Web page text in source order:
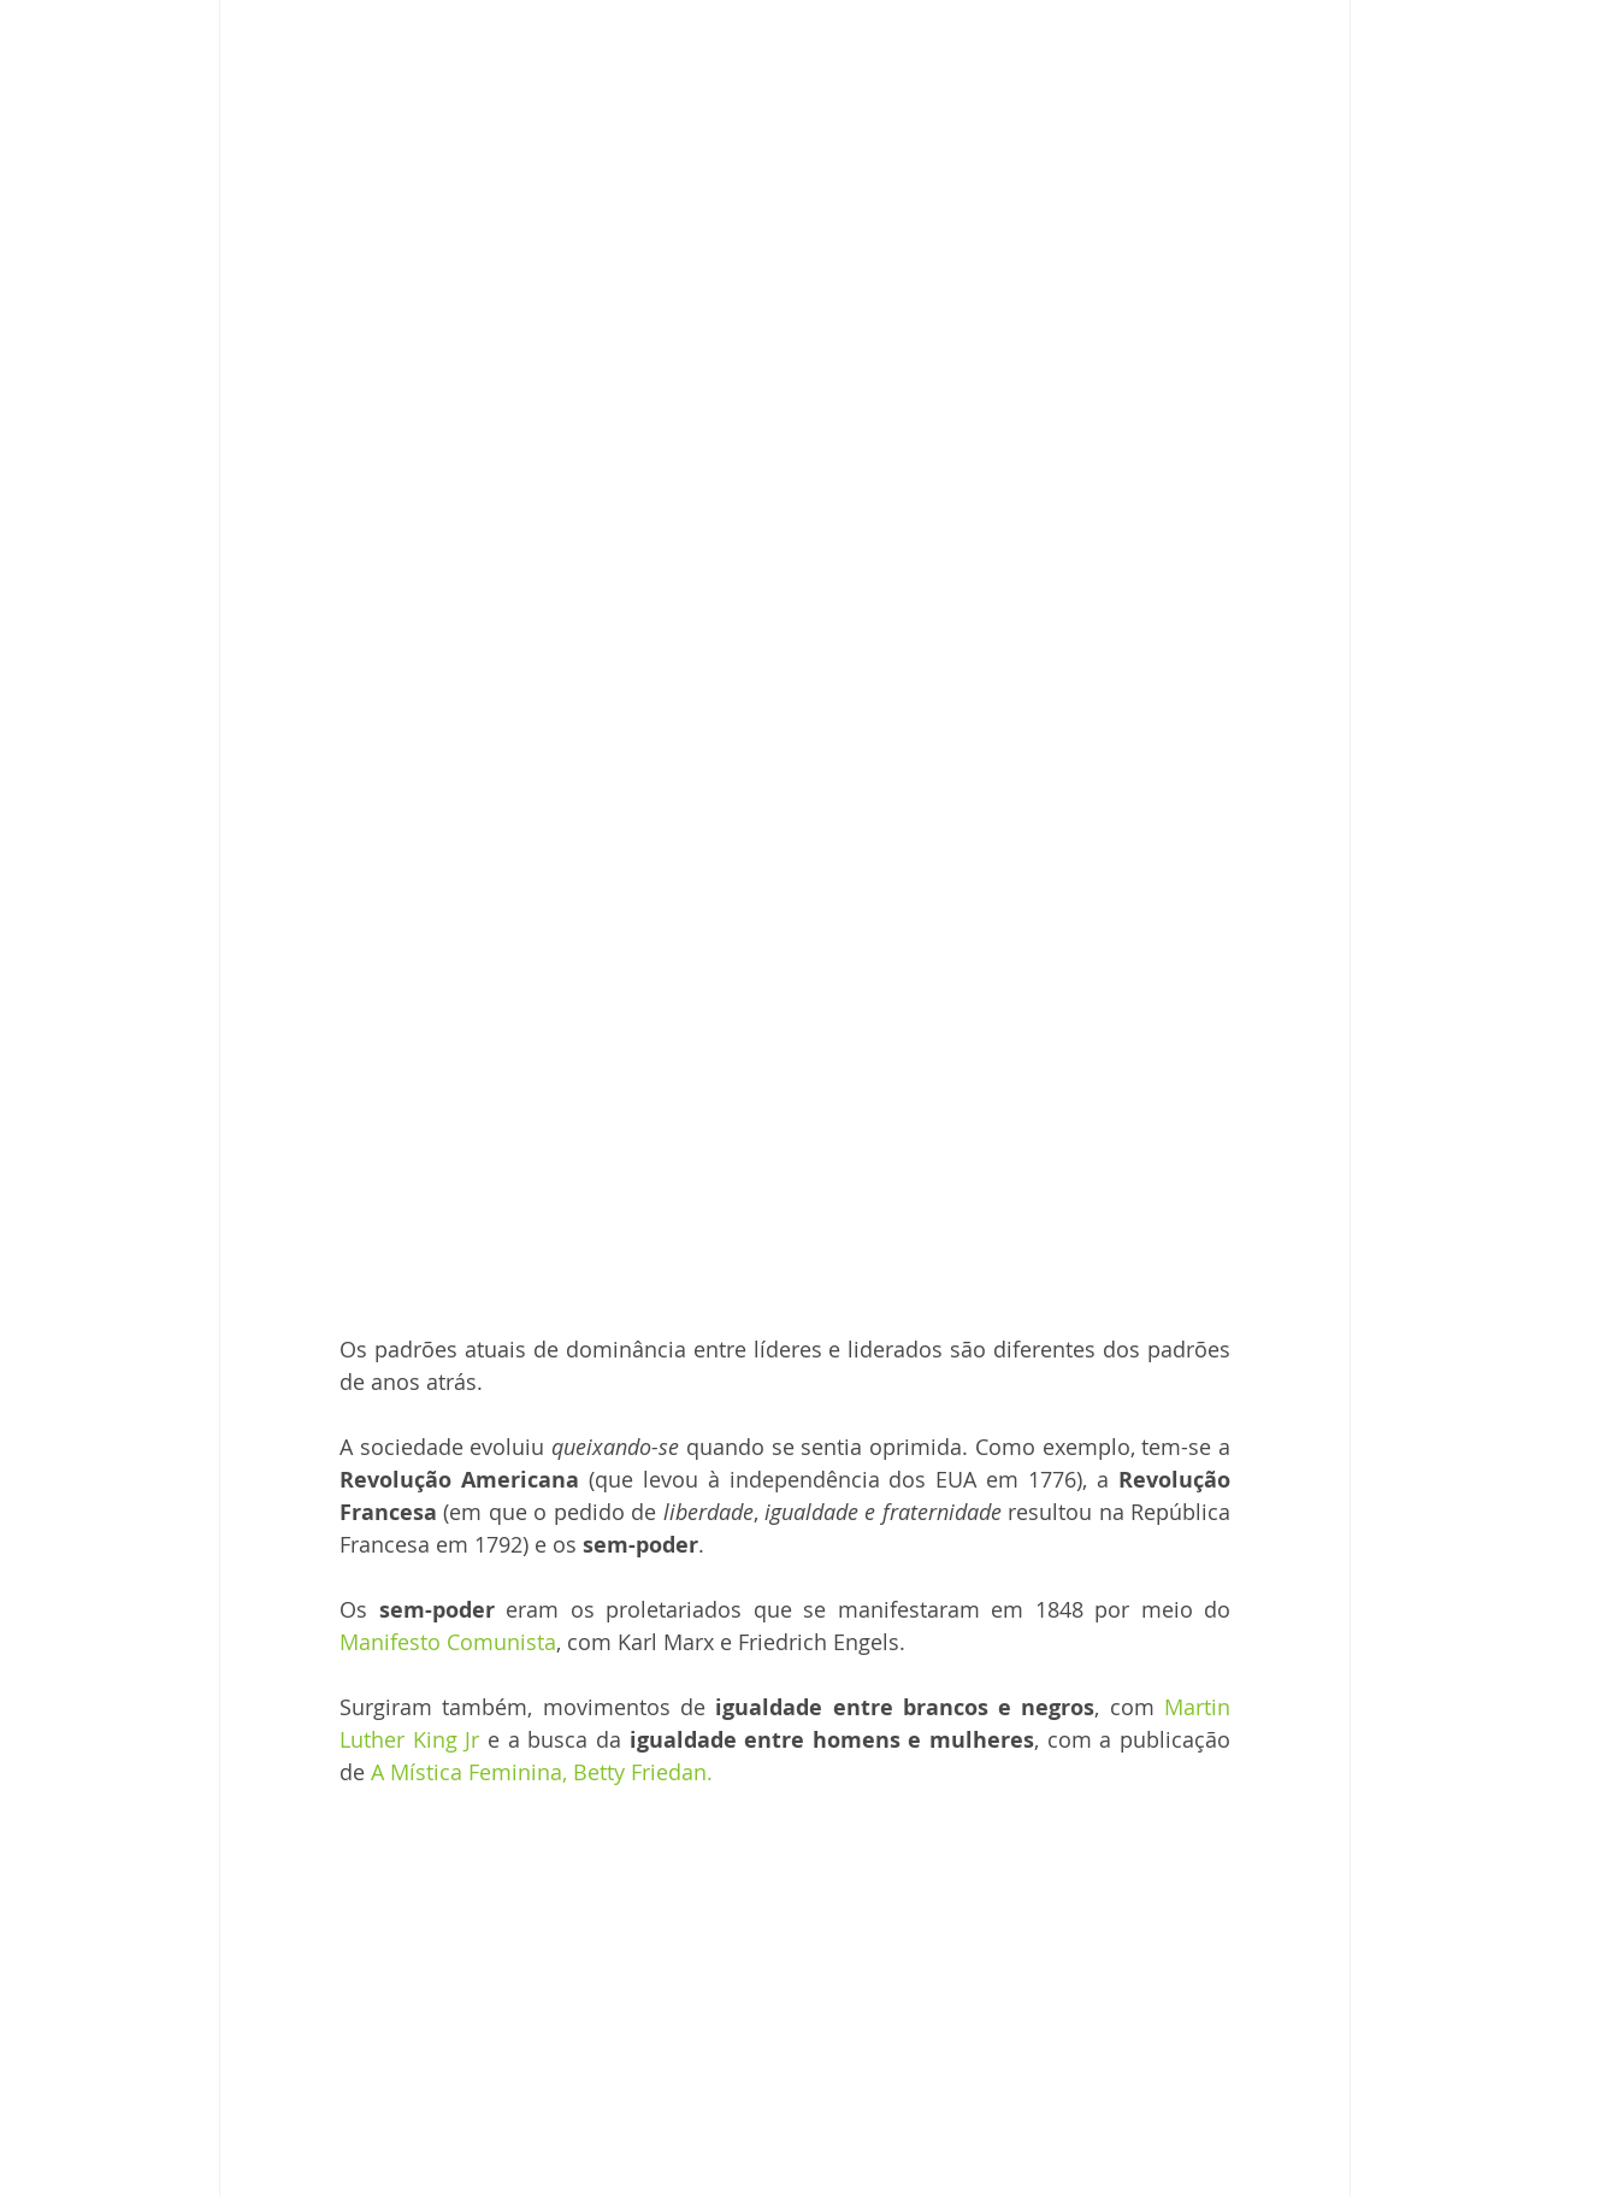
Os padrões atuais de dominância entre líderes e liderados são diferentes dos padrões
de anos atrás.
A sociedade evoluiu queixando-se
Revolução Americana (que levou à independência dos EUA em 1776), a Revolução
Francesa (em que o pedido de liberdade, igualdade e fraternidade resultou na República
Francesa em 1792) e os sem-poder.
Os sem-poder
Manifesto Comunista, com Karl Marx e Friedrich Engels.
Surgiram também, movimentos de igualdade entre brancos e negros, com Martin
Luther King Jr e a busca da igualdade entre homens e mulheres, com a publicação
de A Mística Feminina, Betty Friedan.